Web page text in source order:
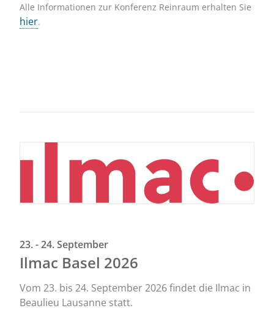
Alle Informationen zur Konferenz Reinraum erhalten Sie
hier.
23. - 24. September
Ilmac Basel 2026
Vom 23. bis 24. September 2026 findet die Ilmac in
Beaulieu Lausanne statt.